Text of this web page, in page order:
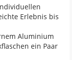
Erlebnis bis
Aluminium
ein Paar